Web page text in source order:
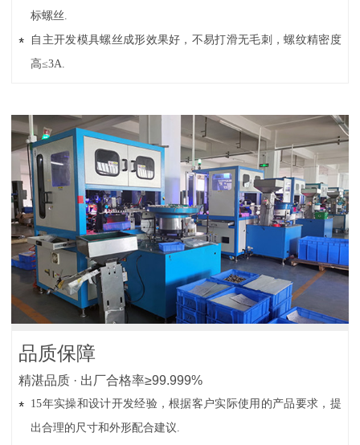
标螺丝.
自主开发模具螺丝成形效果好，不易打滑无毛刺，螺纹精密度
高≤3A.
品质保障
精湛品质 · 出厂合格率≥99.999%
15年实操和设计开发经验，根据客户实际使用的产品要求，提
出合理的尺寸和外形配合建议.